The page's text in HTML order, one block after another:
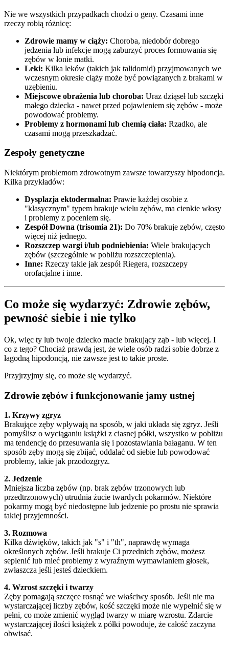
Nie we wszystkich przypadkach chodzi o geny. Czasami inne
rzeczy robią różnicę:
Zdrowie mamy w ciąży: Choroba, niedobór dobrego
jedzenia lub infekcje mogą zaburzyć proces formowania się
zębów w łonie matki.
Leki: Kilka leków (takich jak talidomid) przyjmowanych we
wczesnym okresie ciąży może być powiązanych z brakami w
uzębieniu.
Miejscowe obrażenia lub choroba: Uraz dziąseł lub szczęki
małego dziecka - nawet przed pojawieniem się zębów - może
powodować problemy.
Problemy z hormonami lub chemią ciała: Rzadko, ale
czasami mogą przeszkadzać.
Zespoły genetyczne
Niektórym problemom zdrowotnym zawsze towarzyszy hipodoncja.
Kilka przykładów:
Dysplazja ektodermalna: Prawie każdej osobie z
"klasycznym" typem brakuje wielu zębów, ma cienkie włosy
i problemy z poceniem się.
Zespół Downa (trisomia 21): Do 70% brakuje zębów, często
więcej niż jednego.
Rozszczep wargi i/lub podniebienia: Wiele brakujących
zębów (szczególnie w pobliżu rozszczepienia).
Inne: Rzeczy takie jak zespół Riegera, rozszczepy
orofacjalne i inne.
Co może się wydarzyć: Zdrowie zębów,
pewność siebie i nie tylko
Ok, więc ty lub twoje dziecko macie brakujący ząb - lub więcej. I
co z tego? Chociaż prawdą jest, że wiele osób radzi sobie dobrze z
łagodną hipodoncją, nie zawsze jest to takie proste.
Przyjrzyjmy się, co może się wydarzyć.
Zdrowie zębów i funkcjonowanie jamy ustnej
1. Krzywy zgryz
Brakujące zęby wpływają na sposób, w jaki układa się zgryz. Jeśli
pomyślisz o wyciąganiu książki z ciasnej półki, wszystko w pobliżu
ma tendencję do przesuwania się i pozostawiania bałaganu. W ten
sposób zęby mogą się zbijać, oddalać od siebie lub powodować
problemy, takie jak przodozgryz.
2. Jedzenie
Mniejsza liczba zębów (np. brak zębów trzonowych lub
przedtrzonowych) utrudnia żucie twardych pokarmów. Niektóre
pokarmy mogą być niedostępne lub jedzenie po prostu nie sprawia
takiej przyjemności.
3. Rozmowa
Kilka dźwięków, takich jak "s" i "th", naprawdę wymaga
określonych zębów. Jeśli brakuje Ci przednich zębów, możesz
seplenić lub mieć problemy z wyraźnym wymawianiem głosek,
zwłaszcza jeśli jesteś dzieckiem.
4. Wzrost szczęki i twarzy
Zęby pomagają szczęce rosnąć we właściwy sposób. Jeśli nie ma
wystarczającej liczby zębów, kość szczęki może nie wypełnić się w
pełni, co może zmienić wygląd twarzy w miarę wzrostu. Zdarcie
wystarczającej ilości książek z półki powoduje, że całość zaczyna
obwisać.